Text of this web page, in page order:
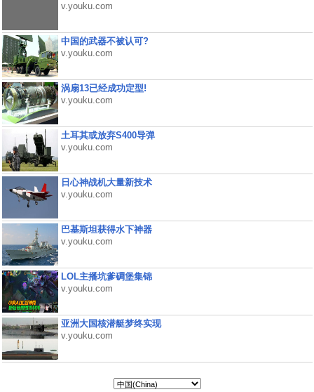
v.youku.com
中国的武器不被认可?
v.youku.com
涡扇13已经成功定型!
v.youku.com
土耳其或放弃S400导弹
v.youku.com
日心神战机大量新技术
v.youku.com
巴基斯坦获得水下神器
v.youku.com
LOL主播坑爹碉堡集锦
v.youku.com
亚洲大国核潜艇梦终实现
v.youku.com